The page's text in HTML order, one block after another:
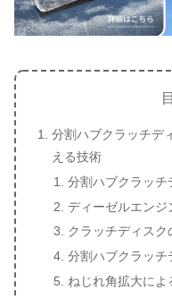
分割ハブクラッチデ
える技術
分割ハブクラッチ
ディーゼルエンジ
クラッチディス
分割ハブクラッチ
ねじれ角拡大によ